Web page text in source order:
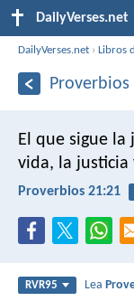
DailyVerses.net
DailyVerses.net ›Libros
Proverbios
El que sigue
vida, la justicia
Proverbios 21:21
RVR95 Lea